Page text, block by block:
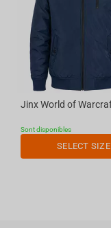
Sont disponibles
SELECT SIZE